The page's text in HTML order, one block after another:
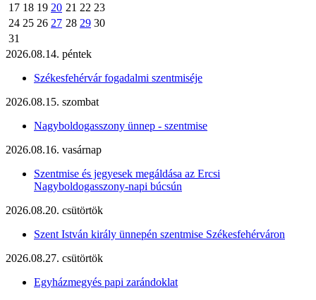
17 18 19 20 21 22 23
24 25 26 27 28 29 30
31
2026.08.14. péntek
Székesfehérvár fogadalmi szentmiséje
2026.08.15. szombat
Nagyboldogasszony ünnep - szentmise
2026.08.16. vasárnap
Szentmise és jegyesek megáldása az Ercsi
Nagyboldogasszony-napi búcsún
2026.08.20. csütörtök
Szent István király ünnepén szentmise Székesfehérváron
2026.08.27. csütörtök
Egyházmegyés papi zarándoklat